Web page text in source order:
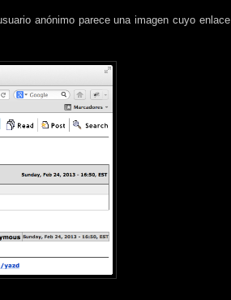
anónimo parece una imagen cuyo enlace